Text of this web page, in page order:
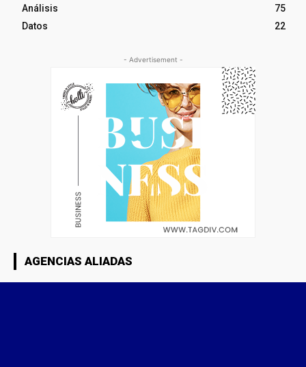
Análisis
75
Datos
22
- Advertisement -
AGENCIAS ALIADAS